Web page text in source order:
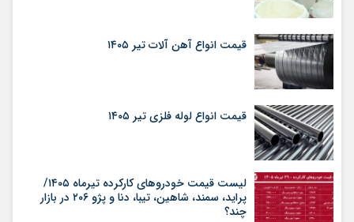
قیمت انواع آهن آلات تیر ۱۴۰۵
قیمت انواع لوله فلزی تیر ۱۴۰۵
لیست قیمت خودروهای کارکرده تیرماه ۱۴۰۵/
پراید، سمند، شاهین، تیبا، دنا و پژو ۲۰۶ در بازار
چند؟